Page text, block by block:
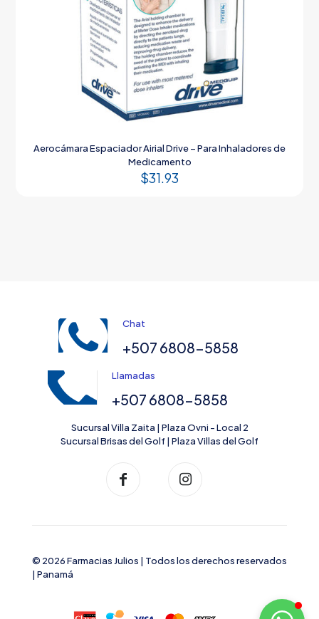
Aerocámara Espaciador Airial Drive – Para Inhaladores de
Medicamento
$31.93
Chat
+507 6808-5858
Llamadas
+507 6808-5858
Sucursal Villa Zaita | Plaza Ovni - Local 2
Sucursal Brisas del Golf | Plaza Villas del Golf
© 2026 Farmacias Julios | Todos los derechos reservados
| Panamá